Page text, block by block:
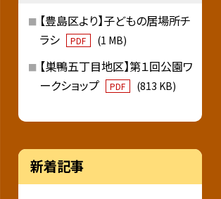
【豊島区より】子どもの居場所チ
ラシ
PDF (1 MB)
【巣鴨五丁目地区】第１回公園ワ
ークショップ
PDF (813 KB)
新着記事